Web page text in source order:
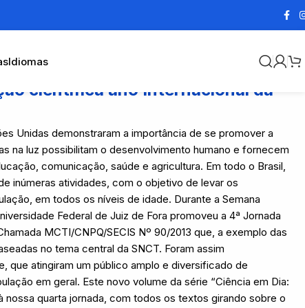
Idiomas
cientifica ano Internacional da
Unidas demonstraram a importância de se promover a
na luz possibilitam o desenvolvimento humano e fornecem
comunicação, saúde e agricultura. Em todo o Brasil,
inúmeras atividades, com o objetivo de levar os
em todos os níveis de idade. Durante a Semana
Federal de Juiz de Fora promoveu a 4ª Jornada
MCTI/CNPQ/SECIS Nº 90/2013 que, a exemplo das
no tema central da SNCT. Foram assim
que atingiram um público amplo e diversificado de
em geral. Este novo volume da série “Ciência em Dia:
quarta jornada, com todos os textos girando sobre o